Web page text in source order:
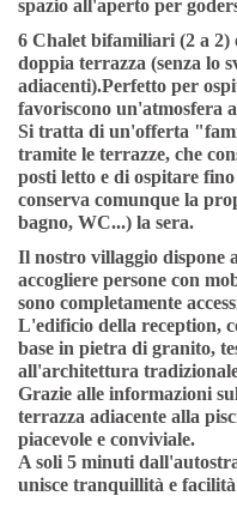
spazio all'aperto per
6 Chalet bifamiliari (2 a
doppia terrazza (senza lo
adiacenti).Perfetto per
favoriscono un'atmosfera
Si tratta di un'offerta
tramite le terrazze, che
posti letto e di ospitare fino
conserva comunque la
bagno, WC...) la sera.
Il nostro villaggio dispone
accogliere persone con
sono completamente
L'edificio della reception,
base in pietra di granito,
all'architettura
Grazie alle informazioni
terrazza adiacente alla
piacevole e conviviale.
A soli 5 minuti
unisce tranquillità e facilità